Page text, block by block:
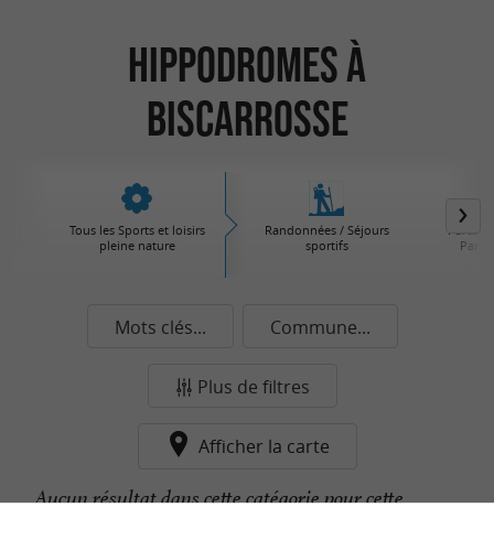
Hippodromes à
Biscarrosse
Tous les Sports et loisirs
pleine nature
Randonnées / Séjours
sportifs
Parcs
Mots clés... Commune...
Plus de filtres
Afficher la carte
Aucun résultat dans cette catégorie pour cette